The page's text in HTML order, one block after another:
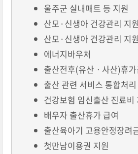
울주군 실내매트 등 지원
산모·신생아 건강관리 지
산모·신생아 건강관리 지원
에너지바우처
출산전후(유산ㆍ사산)휴
출산 관련 서비스 통합처
건강보험 임신출산 진료비
배우자 출산휴가 급여
출산육아기 고용안정장려
첫만남이용권 지원